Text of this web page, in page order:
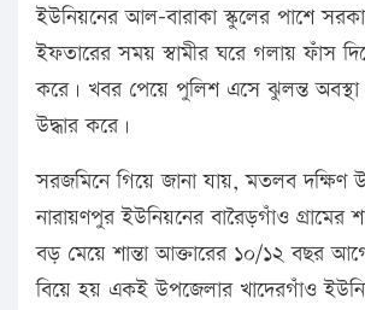
ইউনিয়নের আল-বারাকা স্কুলের পাশে
ইফতারের সময় স্বামীর ঘরে গলায় ফাঁস
করে। খবর পেয়ে পুলিশ এসে ঝুলন্ত
উদ্ধার করে।
সরজমিনে গিয়ে জানা যায়, মতলব দক্ষিণ
নারায়ণপুর ইউনিয়নের বারৈড়গাঁও
বড় মেয়ে শান্তা আক্তারের ১০/১২ বছর আগে
বিয়ে হয় একই উপজেলার খাদেরগাঁও